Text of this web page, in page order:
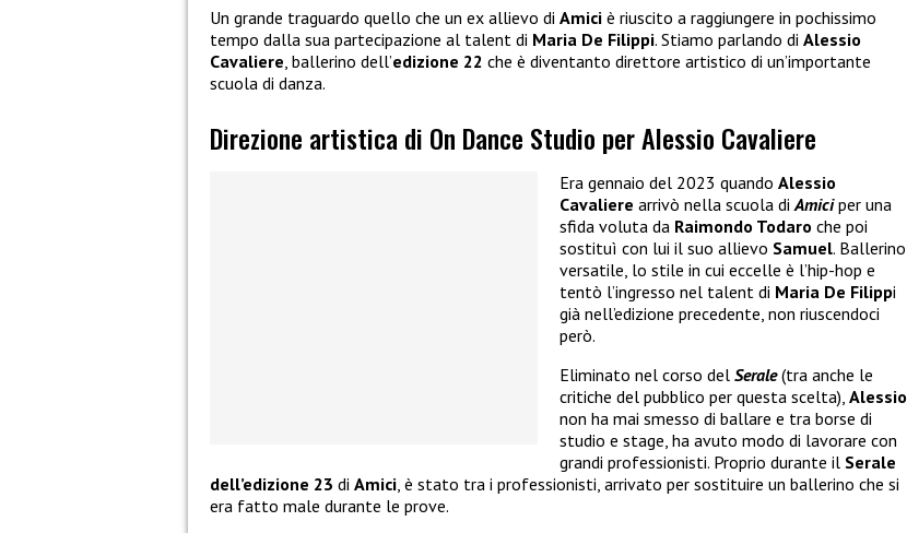
Un grande traguardo quello che un ex allievo di Amici è riuscito a raggiungere in pochissimo
tempo dalla sua partecipazione al talent di Maria De Filippi. Stiamo parlando di Alessio
Cavaliere, ballerino dell’edizione 22 che è diventanto direttore artistico di un’importante
scuola di danza.
Direzione artistica di On Dance Studio per Alessio Cavaliere
Era gennaio del 2023 quando Alessio
Cavaliere arrivò nella scuola diAmiciper una
sfida voluta da Raimondo Todaro che poi
sostituì con lui il suo allievo Samuel. Ballerino
versatile, lo stile in cui eccelle è l’hip-hop e
tentò l’ingresso nel talent di Maria De Filippi
già nell’edizione precedente, non riuscendoci
però.
Eliminato nel corso del Serale(tra anche le
critiche del pubblico per questa scelta), Alessio
non ha mai smesso di ballare e tra borse di
studio e stage, ha avuto modo di lavorare con
grandi professionisti. Proprio durante il Serale
dell’edizione 23 di Amici, è stato tra i professionisti, arrivato per sostituire un ballerino che si
era fatto male durante le prove.